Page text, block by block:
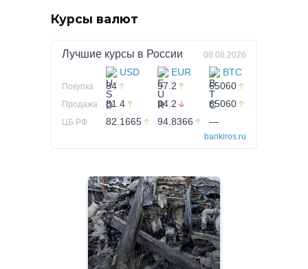
Курсы валют
Лучшие курсы в России 08.08.2026
USD EUR BTC
Покупка 84 97.2 65060
Продажа 81.4 94.2 65060
ЦБ РФ 82.1665 94.8366 —
bankiros.ru